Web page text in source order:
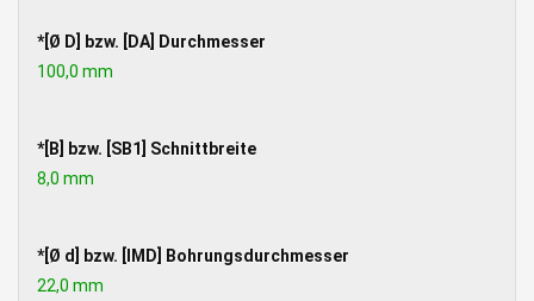
*
[Ø
[DA]
DURCHMESSER
*[Ø D] bzw. [DA] Durchmesser
100,0 mm
*
[B]
SCHNITTBREITE
*[B] bzw. [SB1] Schnittbreite
8,0 mm
*
[Ø
*[Ø d] bzw. [IMD] Bohrungsdurchmesser
22,0 mm